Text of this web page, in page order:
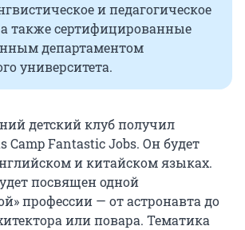
и педагогическое
а также сертифицированные
департаментом
университета.
детский клуб получил
Camp Fantastic Jobs. Он будет
и китайском языках.
посвящен одной
профессии — от астронавта до
или повара. Тематика